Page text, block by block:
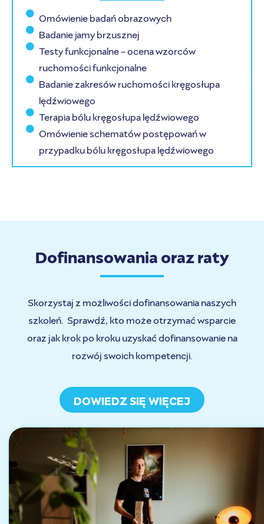
Omówienie badań obrazowych
Badanie jamy brzusznej
Testy funkcjonalne - ocena wzorców
ruchomości funkcjonalne
Badanie zakresów ruchomości kręgosłupa
lędźwiowego
Terapia bólu kręgosłupa lędźwiowego
Omówienie schematów postępowań w
przypadku bólu kręgosłupa lędźwiowego
Dofinansowania oraz raty
Skorzystaj z możliwości dofinansowania naszych
szkoleń. Sprawdź, kto może otrzymać wsparcie
oraz jak krok po kroku uzyskać dofinansowanie na
rozwój swoich kompetencji.
DOWIEDZ SIĘ WIĘCEJ